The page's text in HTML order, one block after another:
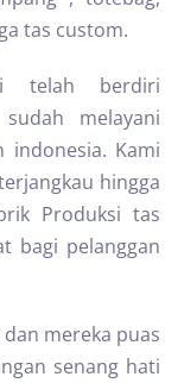
tas custom.
telah berdiri
melayani
indonesia. Kami
hingga
Produksi tas
bagi pelanggan
mereka puas
senang hati